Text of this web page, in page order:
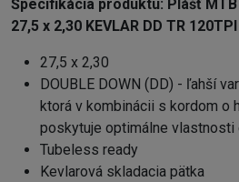
Špecifikácia produktu: Plášť
27,5 x 2,30 KEVLAR DD TR 120TPI
27,5 x 2,30
DOUBLE DOWN (DD) - ľahší
ktorá v kombinácii s kordom o
poskytuje optimálne
Tubeless ready
Kevlarová skladacia pätka